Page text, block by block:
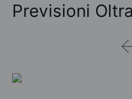
Previsioni